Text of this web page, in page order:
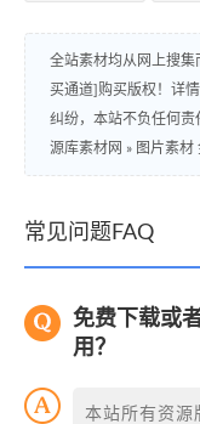
全站素材均从网上搜
买通道]购买版权！详
纠纷，本站不负任何责
源库素材网 » 图片素材
常见问题FAQ
免费下载或
用？
本站所有资源